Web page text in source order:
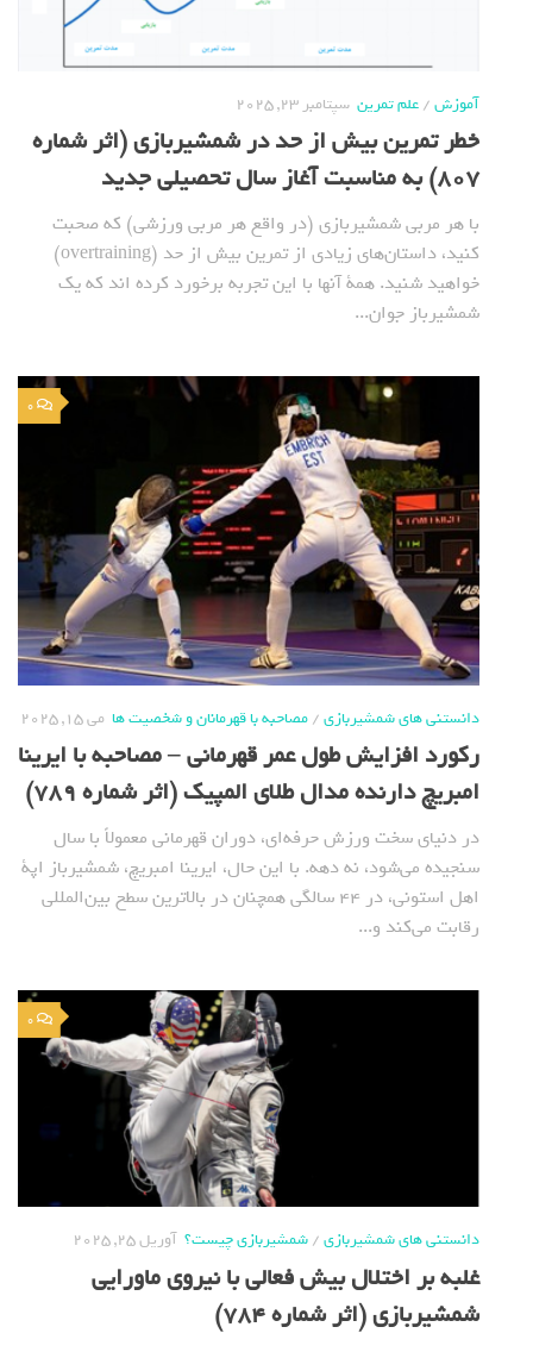
آموزش/علم تمرین سپتامبر 23, 2025
خطر تمرین بیش از حد در شمشیربازی (اثر شماره
807) به مناسبت آغاز سال تحصیلی جدید
با هر مربی شمشیربازی (در واقع هر مربی ورزشی) که صحبت
کنید، داستان‌های زیادی از تمرین بیش از حد (overtraining)
خواهید شنید. همة آنها با این تجربه برخورد کرده اند که یک
شمشیرباز جوان...
0
دانستنی های شمشیربازی/مصاحبه با قهرمانان و شخصیت ها می 15, 2025
رکورد افزایش طول عمر قهرمانی – مصاحبه با ایرینا
امبریچ دارنده مدال طلای المپیک (اثر شماره 789)
در دنیای سخت ورزش حرفه‌ای، دوران قهرمانی معمولاً با سال
سنجیده می‌شود، نه دهه. با این حال، ایرینا امبریچ، شمشیرباز اپة
اهل استونی، در ۴۴ سالگی همچنان در بالاترین سطح بین‌المللی
رقابت می‌کند و...
0
دانستنی های شمشیربازی/شمشیربازی چیست؟ آوریل 25, 2025
غلبه بر اختلال بیش فعالی با نیروی ماورایی
شمشیربازی (اثر شماره 784)